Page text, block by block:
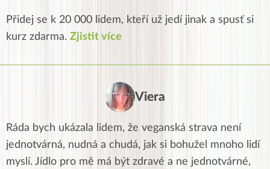
Přidej se k 20 000 lidem, kteří už jedí jinak a spusť si
kurz zdarma. Zjistit více
Viera
Ráda bych ukázala lidem, že veganská strava není
jednotvárná, nudná a chudá, jak si bohužel mnoho lidí
myslí. Jídlo pro mě má být zdravé a ne jednotvárné,